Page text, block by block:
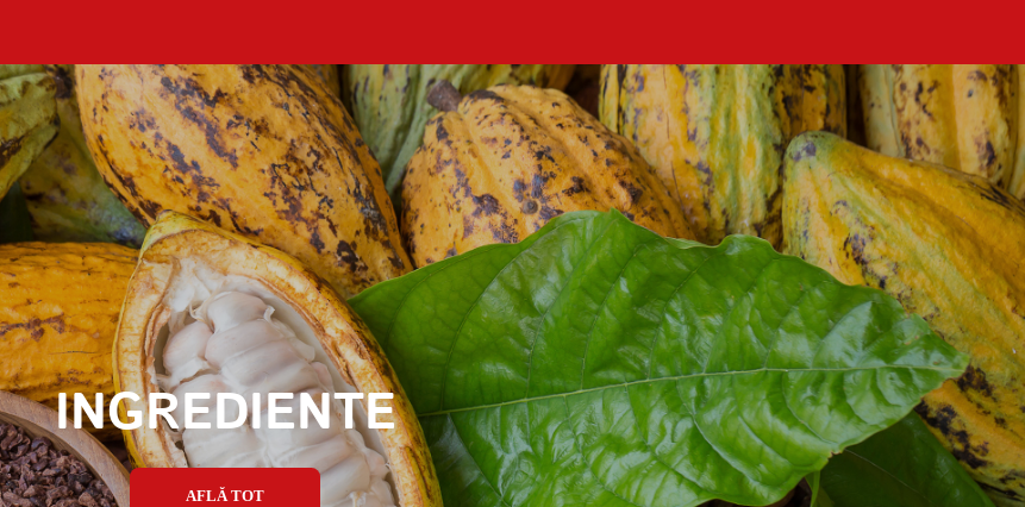
INGREDIENTE
AFLĂ TOT